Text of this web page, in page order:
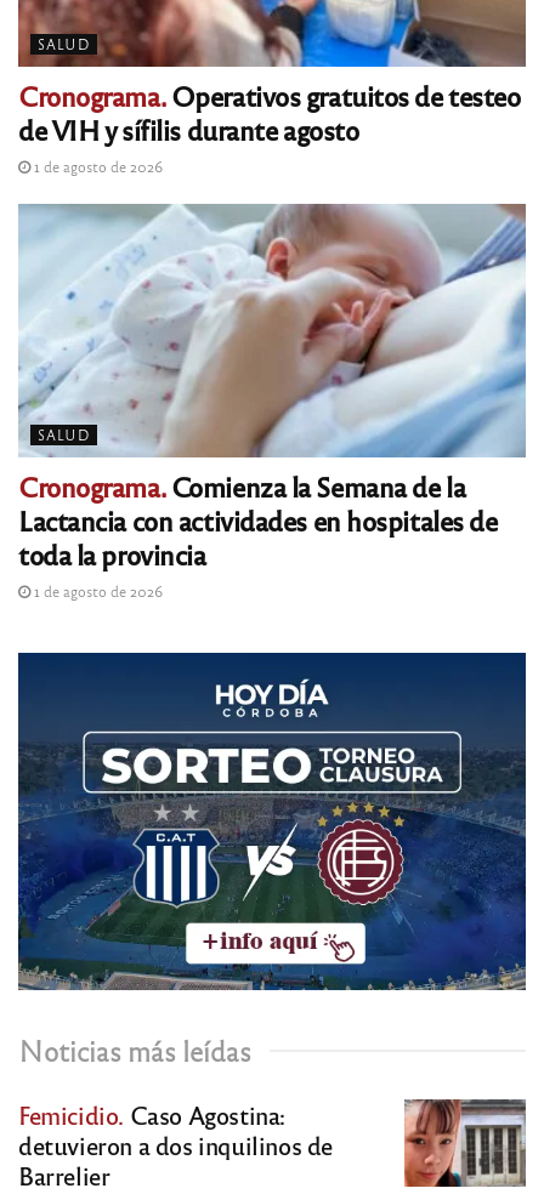
SALUD
Cronograma.Operativos gratuitos de testeo
de VIH y sífilis durante agosto
1 de agosto de 2026
SALUD
Cronograma.Comienza la Semana de la
Lactancia con actividades en hospitales de
toda la provincia
1 de agosto de 2026
Noticias más leídas
Femicidio. Caso Agostina:
detuvieron a dos inquilinos de
Barrelier